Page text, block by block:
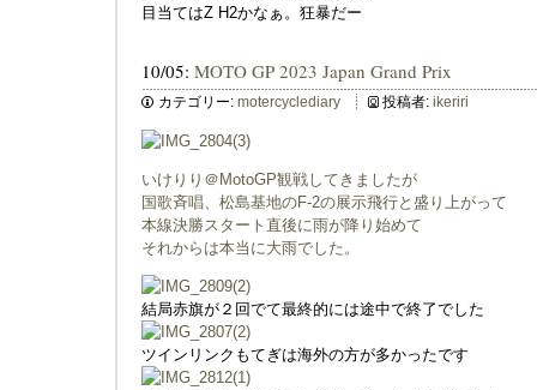
目当てはZ H2かなぁ。狂暴だー
10/05: MOTO GP 2023 Japan Grand Prix
カテゴリー: motercyclediary 投稿者: ikeriri
いけりり＠MotoGP観戦してきましたが
国歌斉唱、松島基地のF-2の展示飛行と盛り上がって
本線決勝スタート直後に雨が降り始めて
それからは本当に大雨でした。
結局赤旗が２回でて最終的には途中で終了でした
ツインリンクもてぎは海外の方が多かったです